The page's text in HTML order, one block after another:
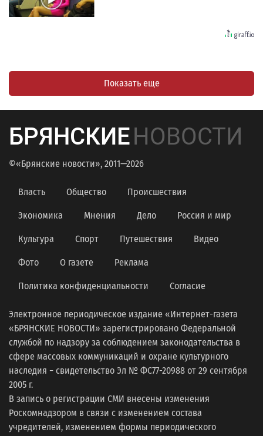
Показать еще
БРЯНСКИЕНОВОСТИ
©«Брянские новости», 2011—2026
Власть Общество Происшествия
Экономика Мнения Дело Россия и мир
Культура Спорт Путешествия Видео
Фото О газете Реклама
Политика конфиденциальности Согласие
Электронное периодическое издание «Интернет-газета
«БРЯНСКИЕ НОВОСТИ» зарегистрировано Федеральной
службой по надзору за соблюдением законодательства в
сфере массовых коммуникаций и охране культурного
наследия − свидетельство Эл № ФС77-20988 от 29 сентября
2005 г.
В запись о регистрации СМИ внесены изменения
Роскомнадзором в связи с изменением состава
учредителей, изменением формы периодического